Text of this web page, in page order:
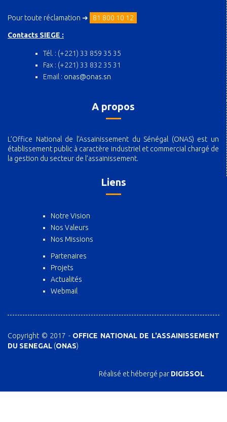
Pour toute réclamation ➜ 81 800 10 12
Contacts SIEGE :
Tél. : (+221) 33 859 35 35
Fax : (+221) 33 832 35 31
Email : onas@onas.sn
A propos
L’Office National de l’Assainissement du Sénégal (ONAS) est un
établissement public à caractère industriel et commercial chargé de
la gestion du secteur de l’assainissement.
Liens
Notre Vision
Nos Valeurs
Nos Missions
Partenaires
Projets
Actualités
Webmail
Copyright © 2017 -OFFICE NATIONAL DE L'ASSAINISSEMENT
DU SENEGAL (ONAS)
Réalisé et hébergé par DIGISSOL